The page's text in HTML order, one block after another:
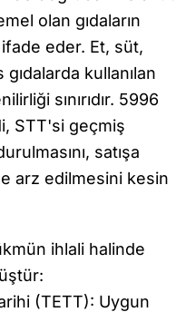
olan gıdaların
eder. Et, süt,
kullanılan
sınırıdır. 5996
STT'si geçmiş
satışa
arz edilmesini kesin
ihlali halinde
(TETT): Uygun